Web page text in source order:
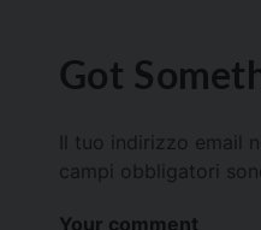
Got
Il tuo indirizzo email
campi obbligatori
Your comment